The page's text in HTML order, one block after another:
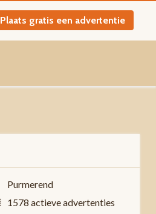
Plaats gratis een advertentie
Purmerend
1578 actieve advertenties